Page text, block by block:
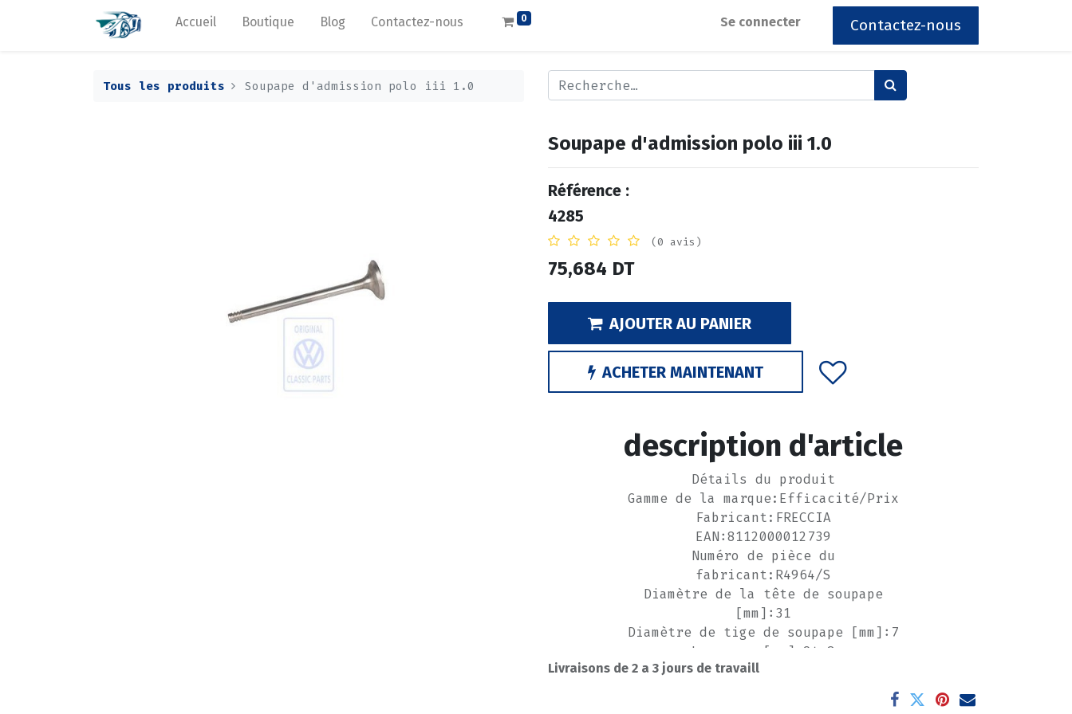
Accueil Boutique Blog Contactez-nous 0 Se connecter Contactez-nous
Tous les produits Soupape d'admission polo iii 1.0
Soupape d'admission polo iii 1.0
Référence :
4285
(0 avis)
75,684 DT
AJOUTER AU PANIER
ACHETER MAINTENANT
description d'article
Détails du produit
Gamme de la marque:Efficacité/Prix
Fabricant:FRECCIA
EAN:8112000012739
Numéro de pièce du
fabricant:R4964/S
Diamètre de la tête de soupape
[mm]:31
Diamètre de tige de soupape [mm]:7
Longueur [mm]:94,8
Angle du siège de soupape:45
Matériel:Acier au silicium-chrome
Livraisons de 2 a 3 jours de travaill